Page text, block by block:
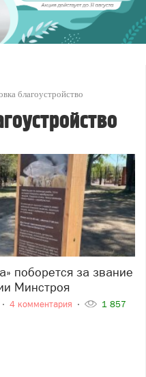
благоустройство
Минстроя
4 комментария
1 857